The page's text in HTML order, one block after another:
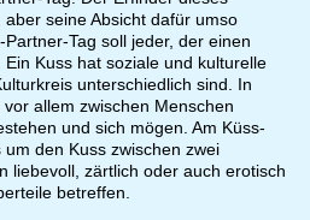
seine Absicht dafür umso
Tag soll jeder, der einen
Kuss hat soziale und kulturelle
unterschiedlich sind. In
allem zwischen Menschen
und sich mögen. Am Küss-
den Kuss zwischen zwei
liebevoll, zärtlich oder auch erotisch
betreffen.